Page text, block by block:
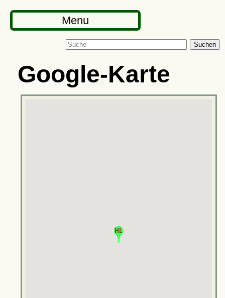
Menu
Suchen
Google-Karte